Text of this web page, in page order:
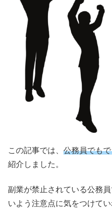
この記事では、 公務員でも
紹介しました。
副業が禁止されている公務
いよう注意点に気をつけて